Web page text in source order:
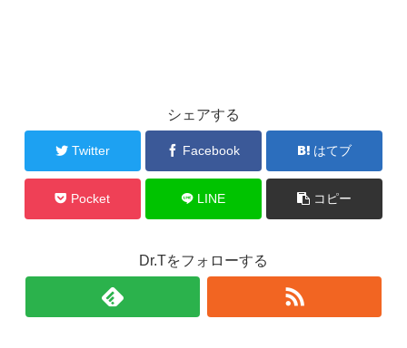
シェアする
Twitter Facebook はてブ
Pocket LINE コピー
Dr.Tをフォローする